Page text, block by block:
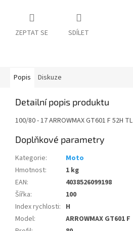
ZEPTAT SE SDÍLET
Popis Diskuze
Detailní popis produktu
100/80 - 17 ARROWMAX GT601 F 52H TL
Doplňkové parametry
Kategorie:
Moto
Hmotnost:
1 kg
EAN:
4038526099198
Šířka:
100
Index rychlosti: H
Model:
ARROWMAX GT601 F